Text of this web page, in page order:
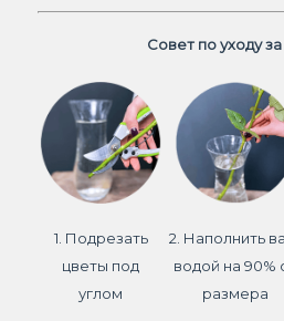
Совет по уходу
1. Подрезать
цветы под
углом
2. Наполнить
водой на 90%
размера